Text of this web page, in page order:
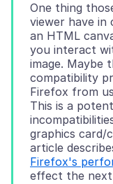
One thing
viewer have in
an HTML
you interact
image. Maybe
compatibility
Firefox from
This is a
graphics card/
article
Firefox's
effect the